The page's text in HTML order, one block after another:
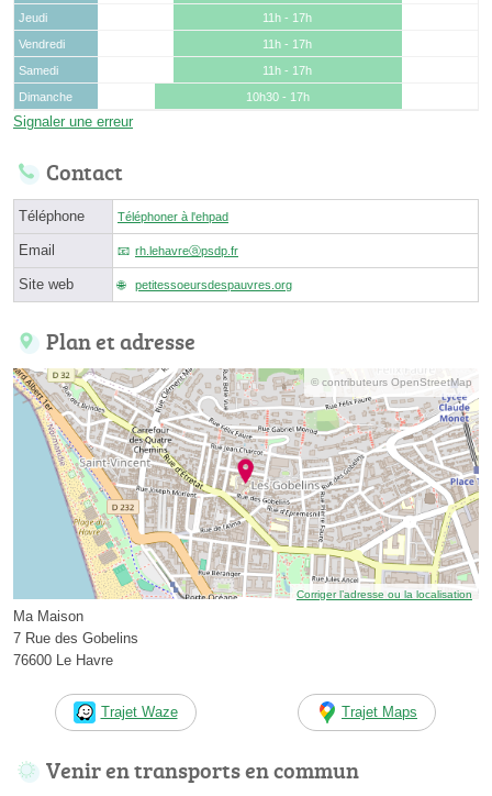
Jeudi
11h - 17h
Vendredi
11h - 17h
Samedi
11h - 17h
Dimanche
10h30 - 17h
Signaler une erreur
Contact
Téléphone Téléphoner à l'ehpad
Email rh.lehavreⓐpsdp.fr
Site web petitessoeursdespauvres.org
Plan et adresse
© contributeurs OpenStreetMap
Corriger l’adresse ou la localisation
Ma Maison
7 Rue des Gobelins
76600 Le Havre
Trajet Waze Trajet Maps
Venir en transports en commun